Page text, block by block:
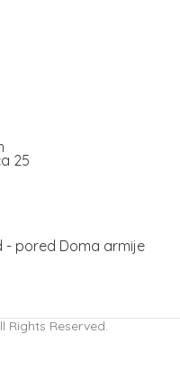
25
- pored Doma armije
Rights Reserved.